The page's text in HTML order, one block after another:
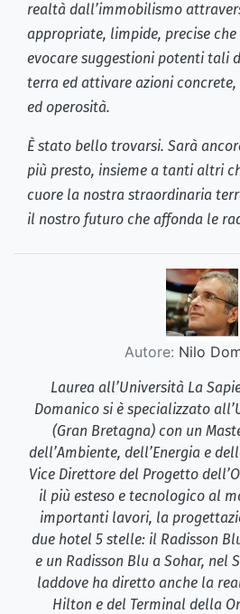
realtà dall’immobilismo
appropriate, limpide, precise
evocare suggestioni potenti tali
terra ed attivare azioni
ed operosità.
È stato bello trovarsi. Sarà
più presto, insieme a tanti altri
cuore la nostra straordinaria
il nostro futuro che affonda le
Autore: Nilo
Laurea all’Università La
Domanico si è specializzato
(Gran Bretagna) con un
dell’Ambiente, dell’Energia e
Vice Direttore del Progetto
il più esteso e tecnologico al
importanti lavori, la
due hotel 5 stelle: il Radisson
e un Radisson Blu a Sohar, nel
laddove ha diretto anche la
Hilton e del Terminal della